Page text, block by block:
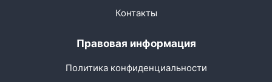
Контакты
Правовая информация
Политика конфиденциальности